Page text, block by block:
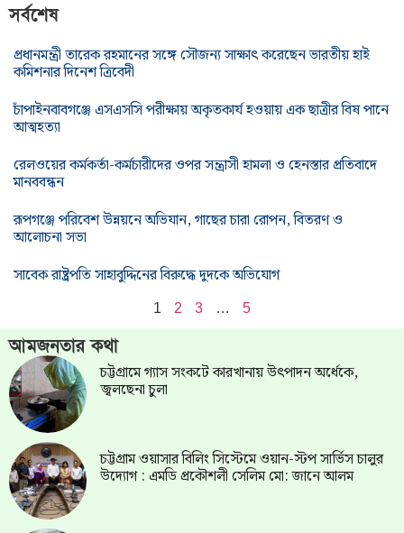
সর্বশেষ
প্রধানমন্ত্রী তারেক রহমানের সঙ্গে সৌজন্য সাক্ষাৎ করেছেন ভারতীয় হাই
কমিশনার দিনেশ ত্রিবেদী
চাঁপাইনবাবগঞ্জে এসএসসি পরীক্ষায় অকৃতকার্য হওয়ায় এক ছাত্রীর বিষ পানে
আত্মহত্যা
রেলওয়ের কর্মকর্তা-কর্মচারীদের ওপর সন্ত্রাসী হামলা ও হেনস্তার প্রতিবাদে
মানববন্ধন
রূপগঞ্জে পরিবেশ উন্নয়নে অভিযান, গাছের চারা রোপন, বিতরণ ও
আলোচনা সভা
সাবেক রাষ্ট্রপতি সাহাবুদ্দিনের বিরুদ্ধে দুদকে অভিযোগ
1 2 3 … 5
আমজনতার কথা
চট্টগ্রামে গ্যাস সংকটে কারখানায় উৎপাদন অর্ধেকে,
জ্বলছেনা চুলা
চট্টগ্রাম ওয়াসার বিলিং সিস্টেমে ওয়ান-স্টপ সার্ভিস চালুর
উদ্যোগ : এমডি প্রকৌশলী সেলিম মো: জানে আলম